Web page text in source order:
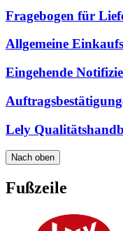
Fragebogen für
Allgemeine
Eingehende
Lely
Nach oben
Fußzeile